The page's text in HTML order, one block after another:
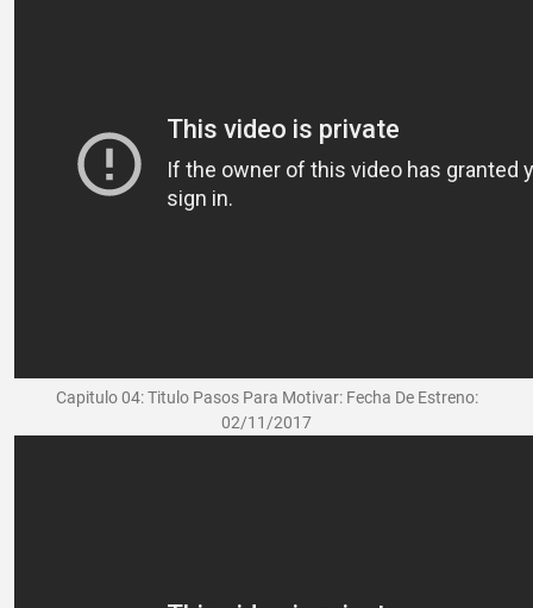
Capitulo 04: Titulo Pasos Para Motivar: Fecha De Estreno:
02/11/2017